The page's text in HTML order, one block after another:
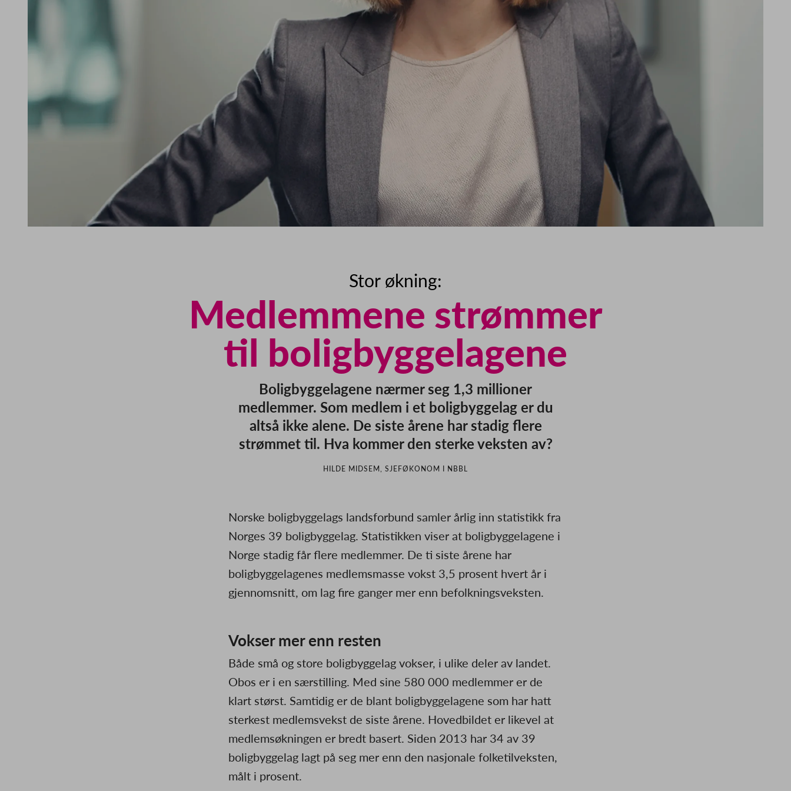
Stor økning:
Medlemmene strømmer
til boligbyggelagene
Boligbyggelagene nærmer seg 1,3 millioner
medlemmer. Som medlem i et boligbyggelag er du
altså ikke alene. De siste årene har stadig flere
strømmet til. Hva kommer den sterke veksten av?
HILDE MIDSEM, SJEFØKONOM I NBBL
Norske boligbyggelags landsforbund samler årlig inn statistikk fra
Norges 39 boligbyggelag. Statistikken viser at boligbyggelagene i
Norge stadig får flere medlemmer. De ti siste årene har
boligbyggelagenes medlemsmasse vokst 3,5 prosent hvert år i
gjennomsnitt, om lag fire ganger mer enn befolkningsveksten.
Vokser mer enn resten
Både små og store boligbyggelag vokser, i ulike deler av landet.
Obos er i en særstilling. Med sine 580 000 medlemmer er de
klart størst. Samtidig er de blant boligbyggelagene som har hatt
sterkest medlemsvekst de siste årene. Hovedbildet er likevel at
medlemsøkningen er bredt basert. Siden 2013 har 34 av 39
boligbyggelag lagt på seg mer enn den nasjonale folketilveksten,
målt i prosent.